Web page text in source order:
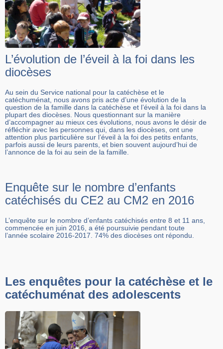
L’évolution de l’éveil à la foi dans les
diocèses
Au sein du Service national pour la catéchèse et le
catéchuménat, nous avons pris acte d’une évolution de la
question de la famille dans la catéchèse et l’éveil à la foi dans la
plupart des diocèses. Nous questionnant sur la manière
d’accompagner au mieux ces évolutions, nous avons le désir de
réfléchir avec les personnes qui, dans les diocèses, ont une
attention plus particulière sur l’éveil à la foi des petits enfants,
parfois aussi de leurs parents, et bien souvent aujourd’hui de
l’annonce de la foi au sein de la famille.
Enquête sur le nombre d’enfants
catéchisés du CE2 au CM2 en 2016
L’enquête sur le nombre d’enfants catéchisés entre 8 et 11 ans,
commencée en juin 2016, a été poursuivie pendant toute
l’année scolaire 2016-2017. 74% des diocèses ont répondu.
Les enquêtes pour la catéchèse et le
catéchuménat des adolescents